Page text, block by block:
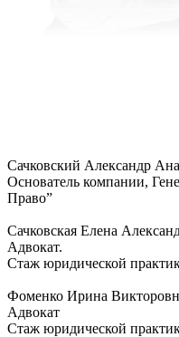
Сачковский Александр
Основатель компании,
Право”
Сачковская Елена
Адвокат.
Стаж юридической
Фоменко Ирина
Адвокат
Стаж юридической